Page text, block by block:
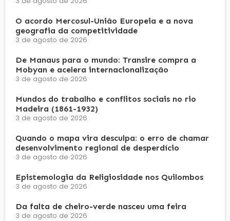
O acordo Mercosul-União Europeia e a nova
geografia da competitividade
3 de agosto de 2026
De Manaus para o mundo: Transire compra a
Mobyan e acelera internacionalização
3 de agosto de 2026
Mundos do trabalho e conflitos sociais no rio
Madeira (1861-1932)
3 de agosto de 2026
Quando o mapa vira desculpa: o erro de chamar
desenvolvimento regional de desperdício
3 de agosto de 2026
Epistemologia da Religiosidade nos Quilombos
3 de agosto de 2026
Da falta de cheiro-verde nasceu uma feira
3 de agosto de 2026